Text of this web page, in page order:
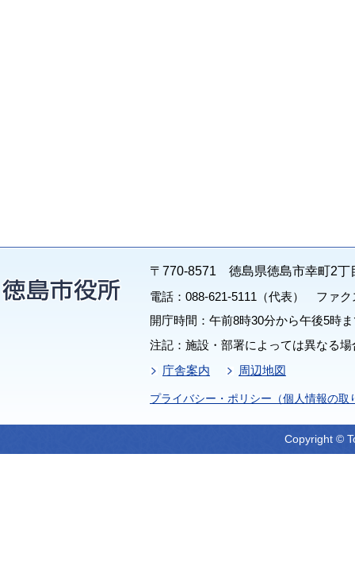
〒770-8571 徳島県徳島市幸町2丁
電話：088-621-5111（代表） ファク
開庁時間：午前8時30分から午後5時
注記：施設・部署によっては異なる
庁舎案内
周辺地図
プライバシー・ポリシー（個人情報の取
Copyright ©